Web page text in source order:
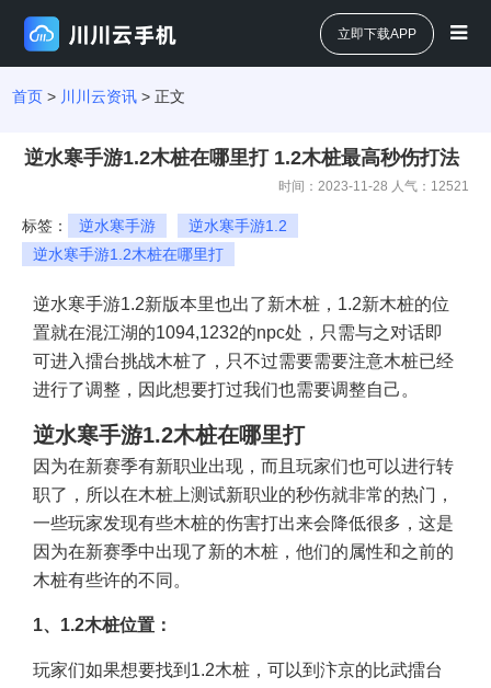
立即下载APP
首页 > 川川云资讯 > 正文
逆水寒手游1.2木桩在哪里打 1.2木桩最高秒伤打法
时间：2023-11-28 人气： 12521
标签： 逆水寒手游
逆水寒手游1.2
逆水寒手游1.2木桩在哪里打
逆水寒手游1.2新版本里也出了新木桩，1.2新木桩的位
置就在混江湖的1094,1232的npc处，只需与之对话即
可进入擂台挑战木桩了，只不过需要需要注意木桩已经
进行了调整，因此想要打过我们也需要调整自己。
逆水寒手游1.2木桩在哪里打
因为在新赛季有新职业出现，而且玩家们也可以进行转
职了，所以在木桩上测试新职业的秒伤就非常的热门，
一些玩家发现有些木桩的伤害打出来会降低很多，这是
因为在新赛季中出现了新的木桩，他们的属性和之前的
木桩有些许的不同。
1、1.2木桩位置：
玩家们如果想要找到1.2木桩，可以到汴京的比武擂台